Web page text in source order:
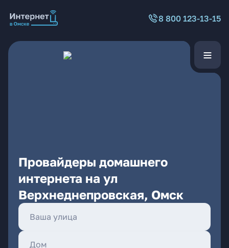
8 800 123-13-15
Провайдеры домашнего
интернета на ул
Верхнеднепровская, Омск